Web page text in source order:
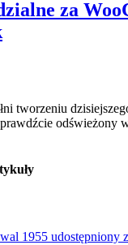
za
tworzeniu
odświeżony
1955 udostępniony